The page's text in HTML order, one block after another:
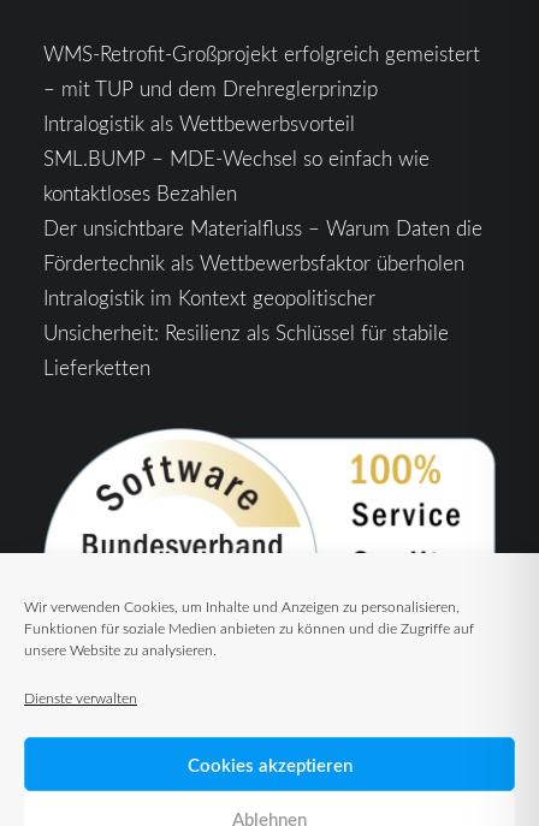
Wir verwenden Cookies, um Inhalte und Anzeigen zu personalisieren,
Funktionen für soziale Medien anbieten zu können und die Zugriffe auf
unsere Website zu analysieren.
Dienste verwalten
Cookies akzeptieren
Ablehnen
WMS-Retrofit-Großprojekt erfolgreich gemeistert
– mit TUP und dem Drehreglerprinzip
Intralogistik als Wettbewerbsvorteil
SML.BUMP – MDE-Wechsel so einfach wie
kontaktloses Bezahlen
Der unsichtbare Materialfluss – Warum Daten die
Fördertechnik als Wettbewerbsfaktor überholen
Intralogistik im Kontext geopolitischer
Unsicherheit: Resilienz als Schlüssel für stabile
Lieferketten